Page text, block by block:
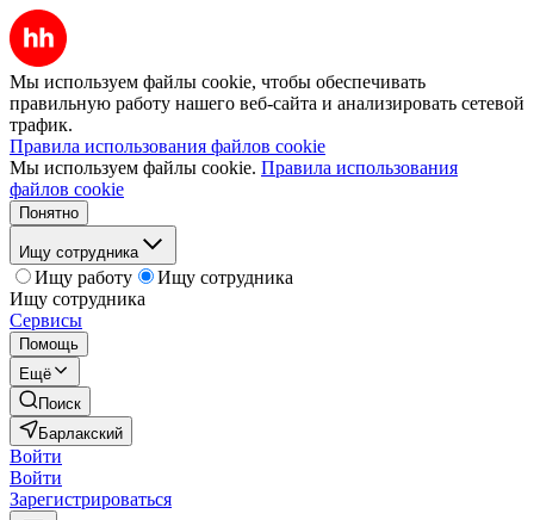
Мы используем файлы cookie, чтобы обеспечивать
правильную работу нашего веб-сайта и анализировать сетевой
трафик.
Правила использования файлов cookie
Мы используем файлы cookie. Правила использования
файлов cookie
Понятно
Ищу сотрудника
Ищу работу
Ищу сотрудника
Ищу сотрудника
Сервисы
Помощь
Ещё
Поиск
Барлакский
Войти
Войти
Зарегистрироваться